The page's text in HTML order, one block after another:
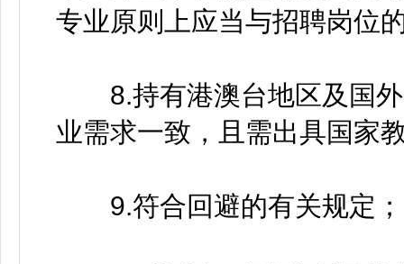
专业原则上应当与招聘岗位
8.持有港澳台地区及国外
业需求一致，且需出具国家
9.符合回避的有关规定；